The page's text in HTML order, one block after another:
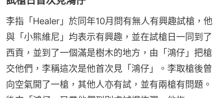
李指「Healer」於同年10月問有無人有興趣試槍，他
與「小熊維尼」均表示有興趣，並在試槍日一同到了
西貢，並到了一個滿是樹木的地方，由「鴻仔」把槍
交他們，李稱這次是他首次見「鴻仔」。李取槍後曾
向空氣開了一槍，其他人亦有試，並有兩槍有問題。